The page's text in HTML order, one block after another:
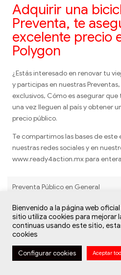
Adquirir una
Preventa, te
excelente precio
Polygon
¿Estás interesado en renovar tu
y participas en nuestras
exclusivos, Cómo es asegurar
una vez lleguen al país y obtener
precio público.
Te compartimos las bases de
nuestras redes sociales y en
www.ready4action.mx para
Preventa Público en General
A continuación, se muestran
preventa de inventario POLYGON.
El precio preventa es el
cerrar gastos finales de
USD-MXN del día del corte,
Bicicletas
Bienvenido a la página web
sitio utiliza cookies para mejorar
continuas usando este sitio,
cookies
Configurar cookies Aceptar